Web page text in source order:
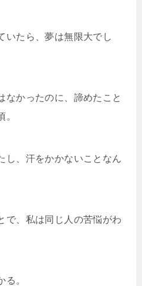
いたら、夢は無限大でし
なかったのに、諦めたこと
。
し、汗をかかないことなん
で、私は同じ人の苦悩がわ
る。